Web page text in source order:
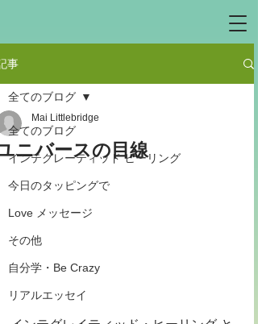
事
全てのブログ
インテグレーティッド ヒーリング
今日のタッピングで
Love メッセージ
その他
自分学・Be Crazy
リアルエッセイ
全てのブログ
ニバースの目線
Mai Littlebridge